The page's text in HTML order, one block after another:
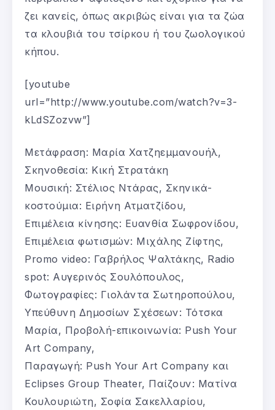
ζει κανείς, όπως ακριβώς είναι για τα ζώα
τα κλουβιά του τσίρκου ή του ζωολογικού
κήπου.
[youtube
url=”http://www.youtube.com/watch?v=3-
kLdSZozvw”]
Μετάφραση: Μαρία Χατζηεμμανουήλ,
Σκηνοθεσία: Κική Στρατάκη
Μουσική: Στέλιος Ντάρας, Σκηνικά-
κοστούμια: Ειρήνη Ατματζίδου,
Επιμέλεια κίνησης: Ευανθία Σωφρονίδου,
Επιμέλεια φωτισμών: Μιχάλης Ζίφτης,
Promo video: Γαβρήλος Ψαλτάκης, Radio
spot: Αυγερινός Σουλόπουλος,
Φωτογραφίες: Γιολάντα Σωτηροπούλου,
Υπεύθυνη Δημοσίων Σχέσεων: Τότσκα
Μαρία, Προβολή-επικοινωνία: Push Your
Art Company,
Παραγωγή: Push Your Art Company και
Eclipses Group Theater, Παίζουν: Ματίνα
Κουλουριώτη, Σοφία Σακελλαρίου,